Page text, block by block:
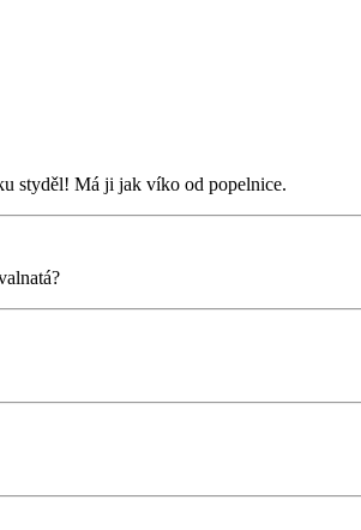
styděl! Má ji jak víko od popelnice.